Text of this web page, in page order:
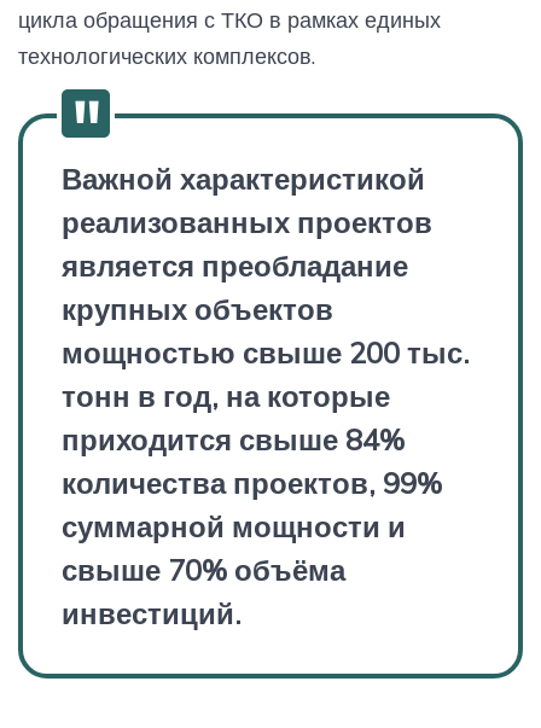
цикла обращения с ТКО в рамках единых
технологических комплексов.
Важной характеристикой
реализованных проектов
является преобладание
крупных объектов
мощностью свыше 200 тыс.
тонн в год, на которые
приходится свыше 84%
количества проектов, 99%
суммарной мощности и
свыше 70% объёма
инвестиций.